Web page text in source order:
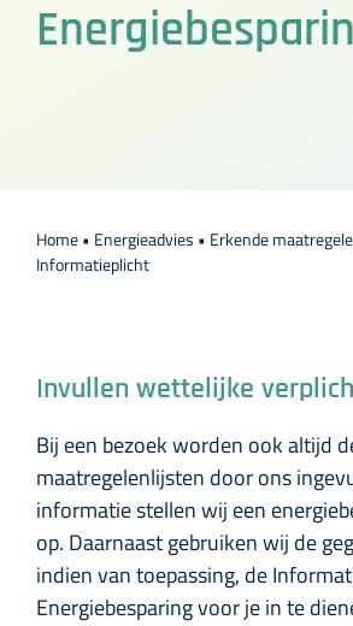
Over DOORadvies
Home• Energieadvies • Erkende
Informatieplicht
Invullen wettelijke
Bij een bezoek worden ook altijd
maatregelenlijsten door ons
informatie stellen wij een
op. Daarnaast gebruiken wij de
indien van toepassing, de
Energiebesparing voor je in te